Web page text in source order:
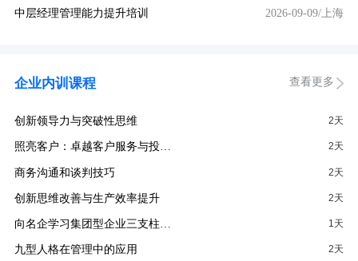
中层经理管理能力提升培训 2026-09-09/上海
企业内训课程 查看更多
创新领导力与突破性思维 2天
照亮客户：卓越客户服务与投… 2天
商务沟通和谈判技巧 2天
创新思维改善与生产效率提升 2天
向名企学习集团型企业三支柱… 1天
九型人格在管理中的应用 2天